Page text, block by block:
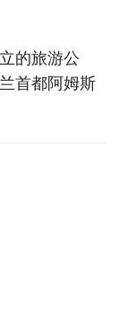
的旅游公
首都阿姆斯